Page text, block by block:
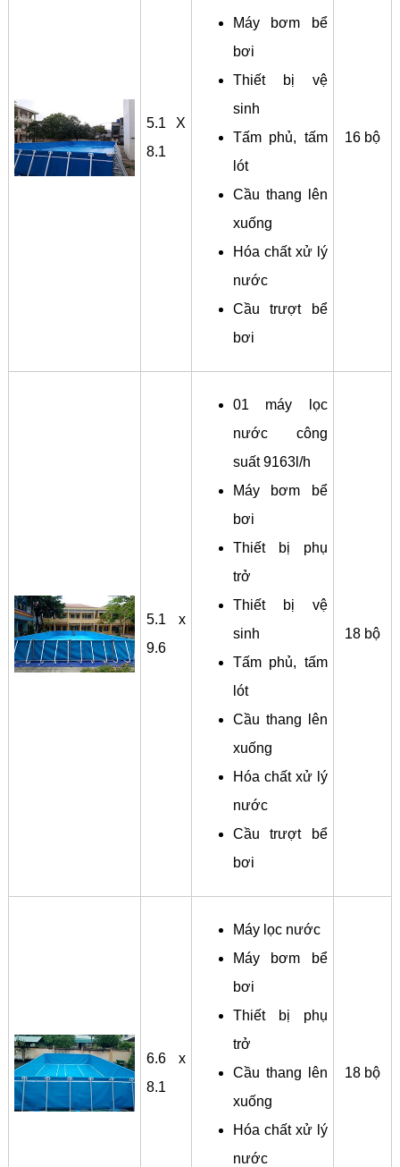
5.1 X
8.1
Máy bơm bể
bơi
Thiết bị vệ
sinh
Tấm phủ, tấm
lót
Cầu thang lên
xuống
Hóa chất xử lý
nước
Cầu trượt bể
bơi
16 bộ
5.1 x
9.6
01 máy lọc
nước công
suất 9163l/h
Máy bơm bể
bơi
Thiết bị phụ
trở
Thiết bị vệ
sinh
Tấm phủ, tấm
lót
Cầu thang lên
xuống
Hóa chất xử lý
nước
Cầu trượt bể
bơi
18 bộ
6.6 x
8.1
Máy lọc nước
Máy bơm bể
bơi
Thiết bị phụ
trở
Cầu thang lên
xuống
Hóa chất xử lý
nước
18 bộ